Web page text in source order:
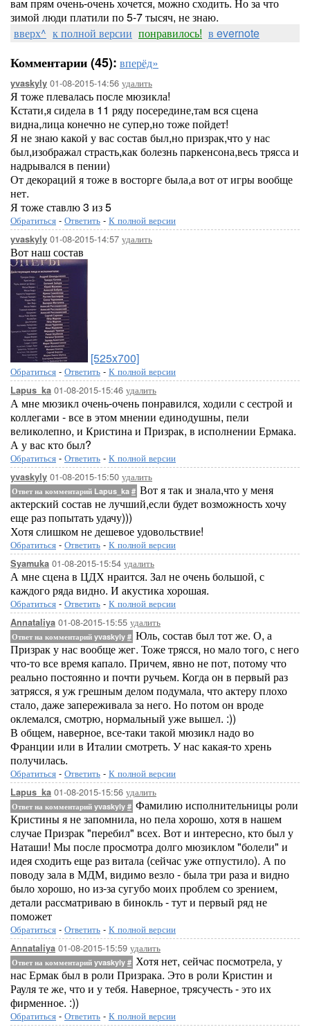
зимой люди платили по 5-7 тысяч, не знаю.
вверх^ к полной версии понравилось! в evernote
Комментарии (45): вперёд»
yvaskyly 01-08-2015-14:56 удалить
Я тоже плевалась после мюзикла!
Кстати,я сидела в 11 ряду посередине,там вся сцена
видна,лица конечно не супер,но тоже пойдет!
Я не знаю какой у вас состав был,но призрак,что у нас
был,изображал страсть,как болезнь паркенсона,весь трясса и
надрывался в пении)
От декораций я тоже в восторге была,а вот от игры вообще
нет.
Я тоже ставлю 3 из 5
Обратиться - Ответить - К полной версии
yvaskyly 01-08-2015-14:57 удалить
Вот наш состав
[525x700]
Обратиться - Ответить - К полной версии
Lapus_ka 01-08-2015-15:46 удалить
А мне мюзикл очень-очень понравился, ходили с сестрой и
коллегами - все в этом мнении единодушны, пели
великолепно, и Кристина и Призрак, в исполнении Ермака.
А у вас кто был?
Обратиться - Ответить - К полной версии
yvaskyly 01-08-2015-15:50 удалить
Ответ на комментарий Lapus_ka # Вот я так и знала,что у меня
актерский состав не лучший,если будет возможность хочу
еще раз попытать удачу)))
Хотя слишком не дешевое удовольствие!
Обратиться - Ответить - К полной версии
Syamuka 01-08-2015-15:54 удалить
А мне сцена в ЦДХ нраится. Зал не очень большой, с
каждого ряда видно. И акустика хорошая.
Обратиться - Ответить - К полной версии
Annataliya 01-08-2015-15:55 удалить
Ответ на комментарий yvaskyly # Юль, состав был тот же. О, а
Призрак у нас вообще жег. Тоже трясся, но мало того, с него
что-то все время капало. Причем, явно не пот, потому что
реально постоянно и почти ручьем. Когда он в первый раз
затрясся, я уж грешным делом подумала, что актеру плохо
стало, даже запереживала за него. Но потом он вроде
оклемался, смотрю, нормальный уже вышел. :))
В общем, наверное, все-таки такой мюзикл надо во
Франции или в Италии смотреть. У нас какая-то хрень
получилась.
Обратиться - Ответить - К полной версии
Lapus_ka 01-08-2015-15:56 удалить
Ответ на комментарий yvaskyly # Фамилию исполнительницы роли
Кристины я не запомнила, но пела хорошо, хотя в нашем
случае Призрак "перебил" всех. Вот и интересно, кто был у
Наташи! Мы после просмотра долго мюзиклом "болели" и
идея сходить еще раз витала (сейчас уже отпустило). А по
поводу зала в МДМ, видимо везло - была три раза и видно
было хорошо, но из-за сугубо моих проблем со зрением,
детали рассматриваю в бинокль - тут и первый ряд не
поможет
Обратиться - Ответить - К полной версии
Annataliya 01-08-2015-15:59 удалить
Ответ на комментарий yvaskyly # Хотя нет, сейчас посмотрела, у
нас Ермак был в роли Призрака. Это в роли Кристин и
Рауля те же, что и у тебя. Наверное, трясучесть - это их
фирменное. :))
Обратиться - Ответить - К полной версии